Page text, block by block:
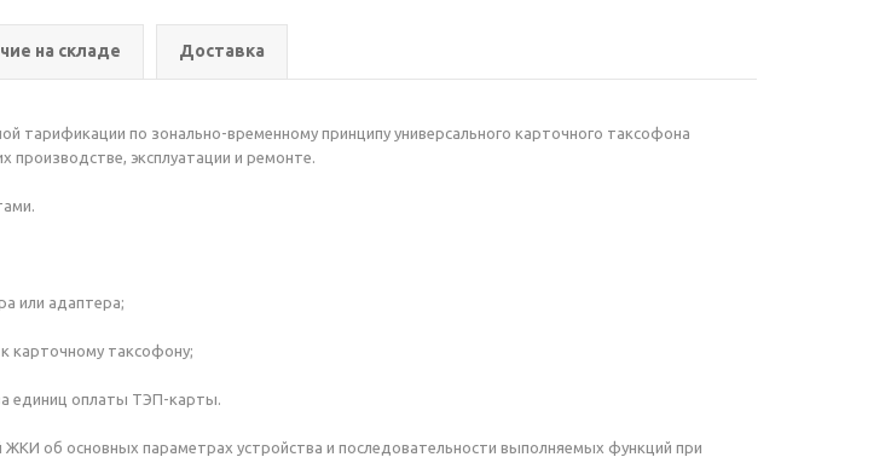
на складе Доставка
тарификации по зонально-временному принципу универсального карточного таксофона
эксплуатации и ремонте.
или адаптера;
карточному таксофону;
единиц оплаты ТЭП-карты.
об основных параметрах устройства и последовательности выполняемых функций при